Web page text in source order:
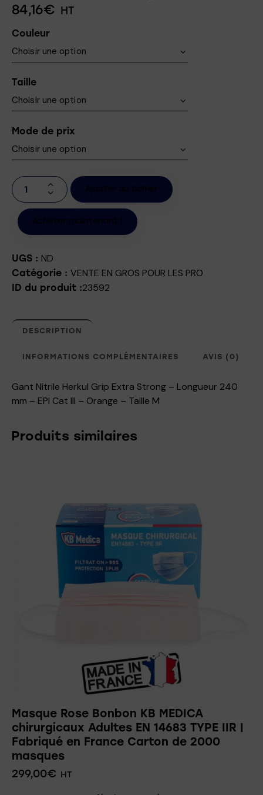
84,16€ HT
Couleur
Taille
Mode de prix
Ajouter au panier
Acheter maintenant !
UGS : ND
Catégorie : VENTE EN GROS POUR LES PRO
ID du produit :23592
DESCRIPTION
INFORMATIONS COMPLÉMENTAIRES AVIS (0)
Gant Nitrile Herkul Grip Extra Strong – Longueur 240
mm – EPI Cat III – Orange – Taille M
Produits similaires
Masque Rose Bonbon KB MEDICA
chirurgicaux Adultes EN 14683 TYPE IIR |
Fabriqué en France Carton de 2000
masques
299,00€ HT